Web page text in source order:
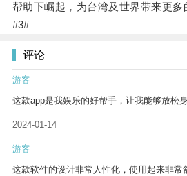
帮助下崛起，为台湾及世界带来更多
#3#
评论
游客
这款app是我娱乐的好帮手，让我能够放松
2024-01-14
游客
这款软件的设计非常人性化，使用起来非常